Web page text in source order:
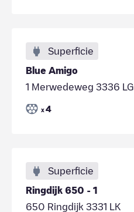
Superficie
Blue Amigo
1 Merwedeweg 3336 LG
x 4
Superficie
Ringdijk 650 - 1
650 Ringdijk 3331 LK